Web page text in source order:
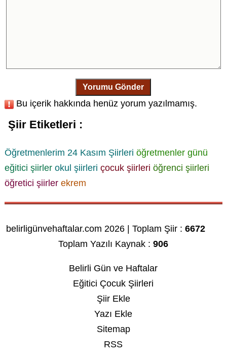
Yorumu Gönder
Bu içerik hakkında henüz yorum yazılmamış.
Şiir Etiketleri :
Öğretmenlerim 24 Kasım Şiirleri öğretmenler günü
eğitici şiirler okul şiirleri çocuk şiirleri öğrenci şiirleri
öğretici şiirler ekrem
belirligünvehaftalar.com 2026 | Toplam Şiir :6672
Toplam Yazılı Kaynak :906
Belirli Gün ve Haftalar
Eğitici Çocuk Şiirleri
Şiir Ekle
Yazı Ekle
Sitemap
RSS